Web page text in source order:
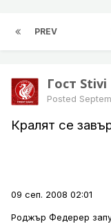
PREV
Гост
Posted
Кралят се
09 сеп. 2008 02:01
Роджър Федерер